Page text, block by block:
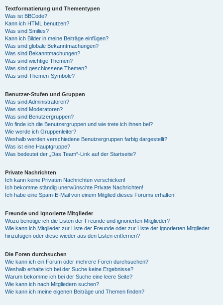
Textformatierung und Thementypen
Was ist BBCode?
Kann ich HTML benutzen?
Was sind Smilies?
Kann ich Bilder in meine Beiträge einfügen?
Was sind globale Bekanntmachungen?
Was sind Bekanntmachungen?
Was sind wichtige Themen?
Was sind geschlossene Themen?
Was sind Themen-Symbole?
Benutzer-Stufen und Gruppen
Was sind Administratoren?
Was sind Moderatoren?
Was sind Benutzergruppen?
Wo finde ich die Benutzergruppen und wie trete ich ihnen bei?
Wie werde ich Gruppenleiter?
Weshalb werden verschiedene Benutzergruppen farbig dargestellt?
Was ist eine Hauptgruppe?
Was bedeutet der „Das Team“-Link auf der Startseite?
Private Nachrichten
Ich kann keine Privaten Nachrichten verschicken!
Ich bekomme ständig unerwünschte Private Nachrichten!
Ich habe eine Spam-E-Mail von einem Mitglied dieses Forums erhalten!
Freunde und ignorierte Mitglieder
Wozu benötige ich die Listen der Freunde und ignorierten Mitglieder?
Wie kann ich Mitglieder zur Liste der Freunde oder zur Liste der ignorierten Mitglieder
hinzufügen oder diese wieder aus den Listen entfernen?
Die Foren durchsuchen
Wie kann ich ein Forum oder mehrere Foren durchsuchen?
Weshalb erhalte ich bei der Suche keine Ergebnisse?
Warum bekomme ich bei der Suche eine leere Seite?
Wie kann ich nach Mitgliedern suchen?
Wie kann ich meine eigenen Beiträge und Themen finden?